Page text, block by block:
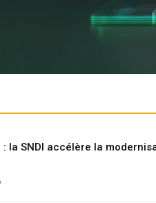
: la SNDI accélère la